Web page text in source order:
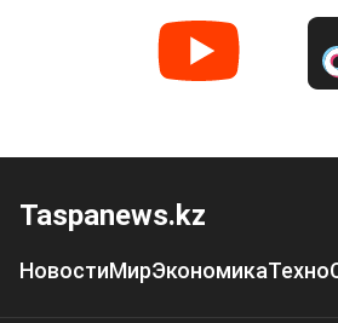
Taspanews.kz
НовостиМирЭкономикаТехно